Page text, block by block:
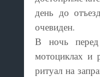
день до
очевиден.
В ночь перед
мотоциклах и
ритуал на